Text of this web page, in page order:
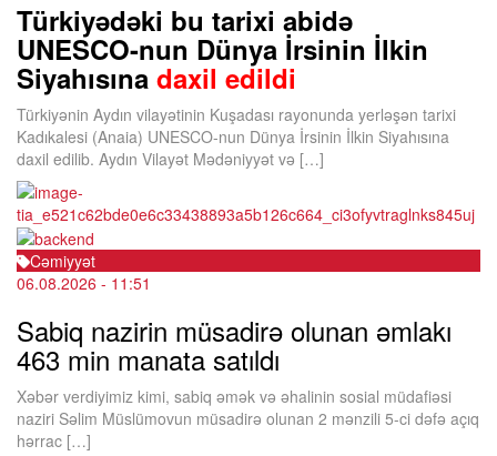
Türkiyədəki bu tarixi abidə
UNESCO-nun Dünya İrsinin İlkin
Siyahısına daxil edildi
Türkiyənin Aydın vilayətinin Kuşadası rayonunda yerləşən tarixi
Kadıkalesi (Anaia) UNESCO-nun Dünya İrsinin İlkin Siyahısına
daxil edilib. Aydın Vilayət Mədəniyyət və […]
Cəmiyyət
06.08.2026 - 11:51
Sabiq nazirin müsadirə olunan əmlakı
463 min manata satıldı
Xəbər verdiyimiz kimi, sabiq əmək və əhalinin sosial müdafiəsi
naziri Səlim Müslümovun müsadirə olunan 2 mənzili 5-ci dəfə açıq
hərrac […]